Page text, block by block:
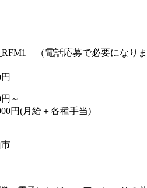
（電話応募で必要になりま
円
～
円(月給＋各種手当)